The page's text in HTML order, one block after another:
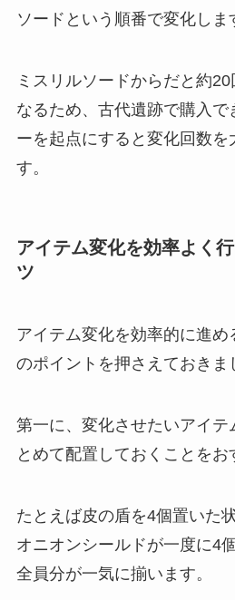
ソードという順番で変化しま
ミスリルソードからだと約
なるため、古代遺跡で購入で
ーを起点にすると変化回数を
す。
アイテム変化を効率よく
ツ
アイテム変化を効率的に進
のポイントを押さえておきま
第一に、変化させたいアイテ
とめて配置しておくことをお
たとえば皮の盾を4個置いた
オニオンシールドが一度に4
全員分が一気に揃います。